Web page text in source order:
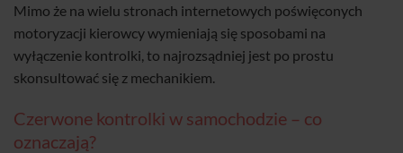
Mimo że na wielu stronach internetowych poświęconych
motoryzacji kierowcy wymieniają się sposobami na
wyłączenie kontrolki, to najrozsądniej jest po prostu
skonsultować się z mechanikiem.
Czerwone kontrolki w samochodzie – co
oznaczają?